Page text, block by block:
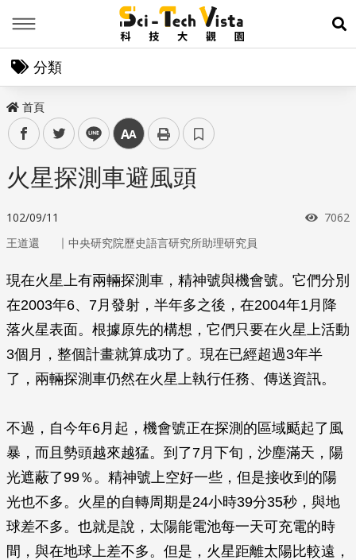
展
分類
首頁
facebooktwitter line 中
火星探測車避風頭
102/09/11 瀏覽
7062
王道還 ｜ 中央研究院歷史語言研究所助理研究員
現在火星上有兩輛探測車，精神號與機會號。它們分別
在2003年6、7月發射，半年多之後，在2004年1月降
落火星表面。根據原先的構想，它們只要在火星上活動
3個月，整個計畫就算成功了。現在已經超過3年半
了，兩輛探測車仍然在火星上執行任務、傳送資訊。
不過，自今年6月起，機會號正在探測的區域颳起了風
暴，而且勢頭越來越猛。到了7月下旬，沙塵滿天，陽
光遮蔽了99％。精神號上空好一些，但是接收到的陽
光也不多。火星的自轉周期是24小時39分35秒，與地
球差不多。也就是說，太陽能電池每一天可充電的時
間，與在地球上差不多。但是，火星距離太陽比較遠，